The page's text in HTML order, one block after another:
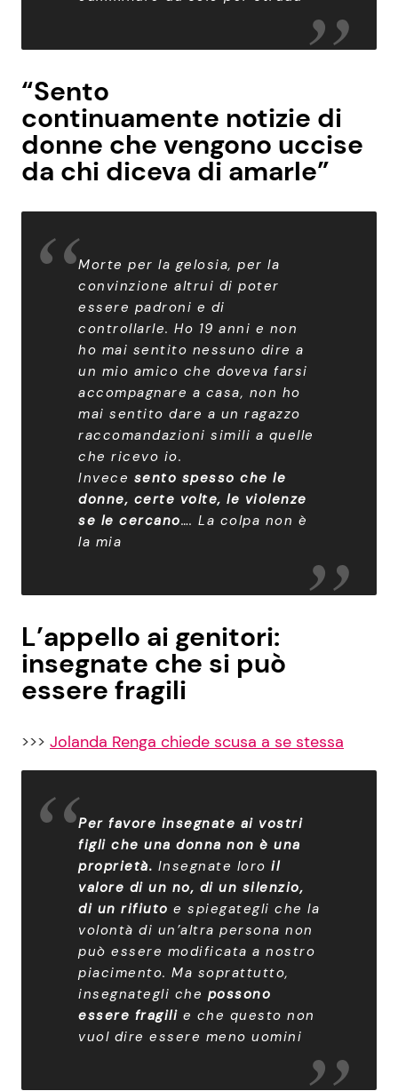
“Sento
continuamente notizie di
donne che vengono uccise
da chi diceva di amarle”
Morte per la gelosia, per la
convinzione altrui di poter
essere padroni e di
controllarle. Ho 19 anni e non
ho mai sentito nessuno dire a
un mio amico che doveva farsi
accompagnare a casa, non ho
mai sentito dare a un ragazzo
raccomandazioni simili a quelle
che ricevo io.
Invece sento spesso che le
donne, certe volte, le violenze
se le cercano…. La colpa non è
la mia
L’appello ai genitori:
insegnate che si può
essere fragili
>>> Jolanda Renga chiede scusa a se stessa
Per favore insegnate ai vostri
figli che una donna non è una
proprietà. Insegnate loro il
valore di un no, di un silenzio,
di un rifiuto e spiegategli che la
volontà di un’altra persona non
può essere modificata a nostro
piacimento. Ma soprattutto,
insegnategli che possono
essere fragili e che questo non
vuol dire essere meno uomini